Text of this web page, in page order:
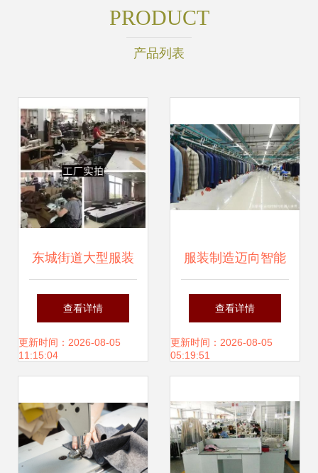
PRODUCT
产品列表
东城街道大型服装
厂家清仓特卖会12
月30日盛大开幕！
供
查看详情
更新时间：2026-08-05
11:15:04
服装制造迈向智能
新时代，辅料升级
助力“私人定制”蓬
查看详情
更新时间：2026-08-05
05:19:51